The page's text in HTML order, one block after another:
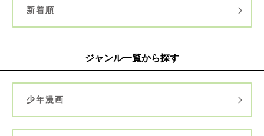
新着順
ジャンル一覧から探す
少年漫画